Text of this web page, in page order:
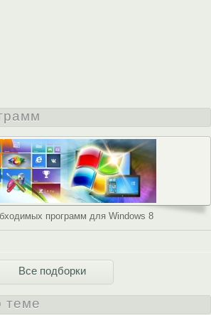
программ для Windows 8
Все подборки
теме